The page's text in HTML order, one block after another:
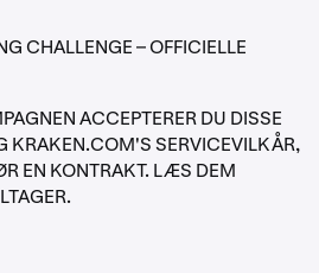
CHALLENGE – OFFICIELLE
ACCEPTERER DU DISSE
KRAKEN.COM'S SERVICEVILKÅR,
EN KONTRAKT. LÆS DEM